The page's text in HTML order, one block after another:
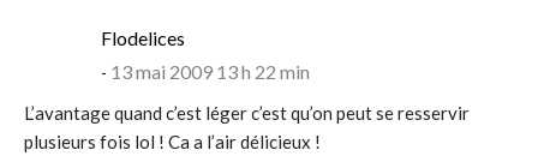
Flodelices
13 mai 2009 13 h 22 min
L’avantage quand c’est léger c’est qu’on peut se resservir
plusieurs fois lol ! Ca a l’air délicieux !